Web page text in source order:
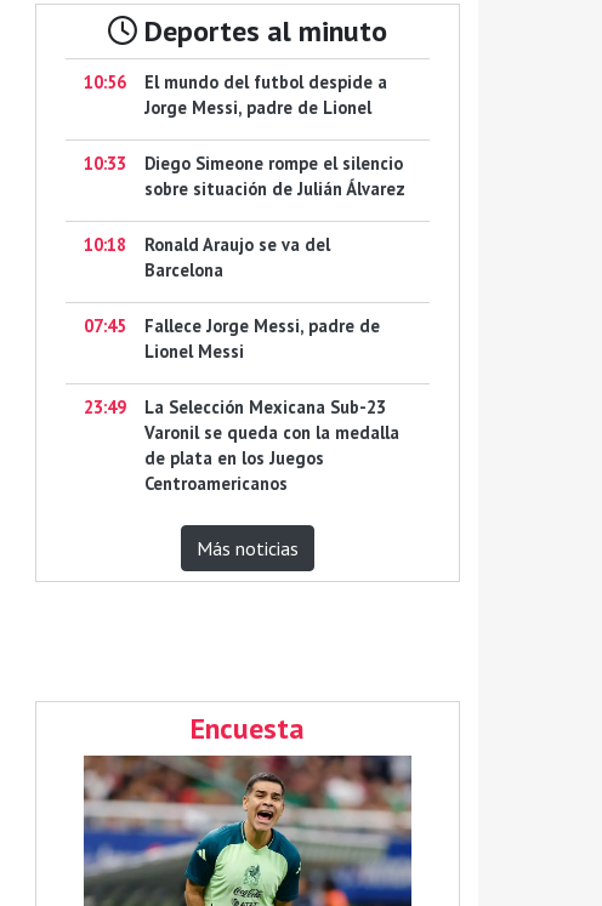
Deportes al minuto
10:56
El mundo del futbol despide a
Jorge Messi, padre de Lionel
10:33
Diego Simeone rompe el silencio
sobre situación de Julián Álvarez
10:18
Ronald Araujo se va del
Barcelona
07:45
Fallece Jorge Messi, padre de
Lionel Messi
23:49
La Selección Mexicana Sub-23
Varonil se queda con la medalla
de plata en los Juegos
Centroamericanos
Más noticias
Encuesta